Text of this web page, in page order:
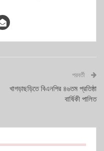
পরবর্তী
খাগড়াছড়িতে বিএনপির ৪৬তম প্রতিষ্ঠা
বার্ষিকী পালিত